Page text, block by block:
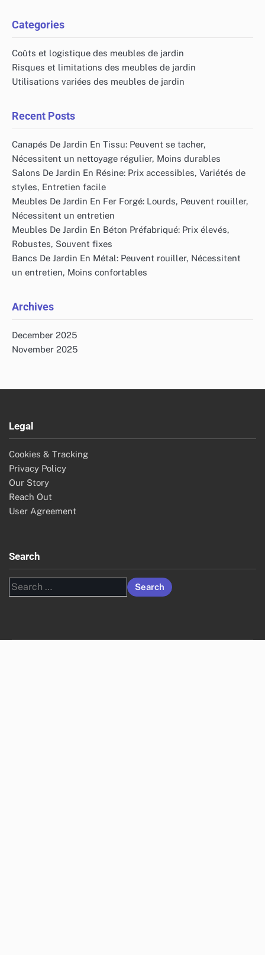
Categories
Coûts et logistique des meubles de jardin
Risques et limitations des meubles de jardin
Utilisations variées des meubles de jardin
Recent Posts
Canapés De Jardin En Tissu: Peuvent se tacher,
Nécessitent un nettoyage régulier, Moins durables
Salons De Jardin En Résine: Prix accessibles, Variétés de
styles, Entretien facile
Meubles De Jardin En Fer Forgé: Lourds, Peuvent rouiller,
Nécessitent un entretien
Meubles De Jardin En Béton Préfabriqué: Prix élevés,
Robustes, Souvent fixes
Bancs De Jardin En Métal: Peuvent rouiller, Nécessitent
un entretien, Moins confortables
Archives
December 2025
November 2025
Legal
Cookies & Tracking
Privacy Policy
Our Story
Reach Out
User Agreement
Search
Search
for: